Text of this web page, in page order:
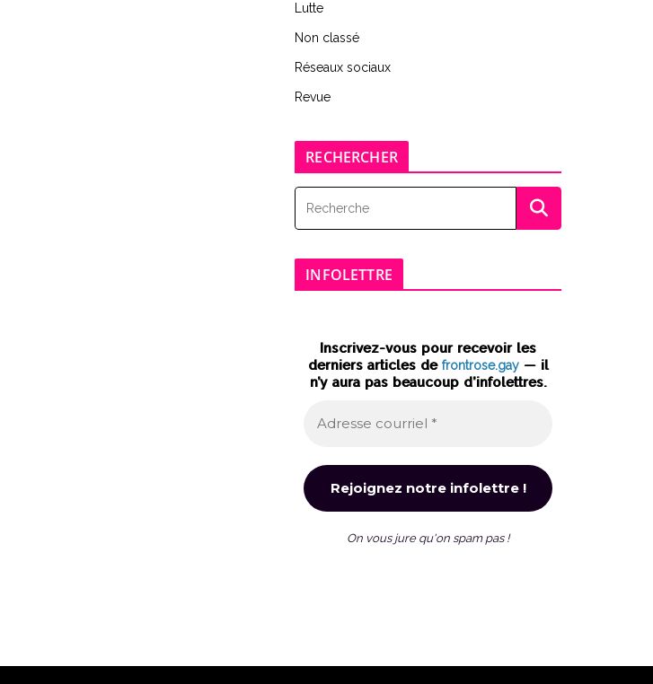
Lutte
Non classé
Réseaux sociaux
Revue
RECHERCHER
INFOLETTRE
Inscrivez-vous pour recevoir les
derniers articles de frontrose.gay— il
n’y aura pas beaucoup d’infolettres.
On vous jure qu'on spam pas !